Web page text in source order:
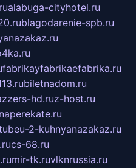
alabuga-cityhotel.ru
blagodarenie-spb.ru
fabrikayfabrikaefabrika.ru
biletnadom.ru
hd.ruz-host.ru
naperekate.ru
2-kuhnyanazakaz.ru
cs-68.ru
mir-tk.ruvlknrussia.ru